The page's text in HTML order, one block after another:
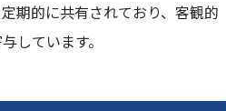
期的に共有されており、客観的
しています。